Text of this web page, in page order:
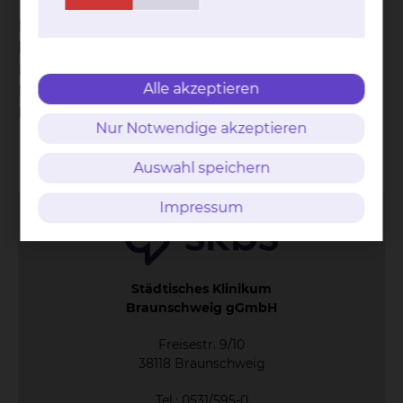
Möglichkeiten und Versorgen Sie gerne mit
Impressum
Cookie Einstellungen
Städtisches Klinikum
Braunschweig gGmbH
Freisestr. 9/10
38118 Braunschweig
Alle akzeptieren
Nur Notwendige akzeptieren
Auswahl speichern
Impressum